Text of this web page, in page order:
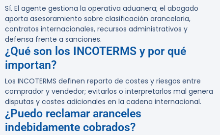
Sí. El agente gestiona la operativa aduanera; el abogado
aporta asesoramiento sobre clasificación arancelaria,
contratos internacionales, recursos administrativos y
defensa frente a sanciones.
¿Qué son los INCOTERMS y por qué
importan?
Los INCOTERMS definen reparto de costes y riesgos entre
comprador y vendedor; evitarlos o interpretarlos mal genera
disputas y costes adicionales en la cadena internacional.
¿Puedo reclamar aranceles
indebidamente cobrados?